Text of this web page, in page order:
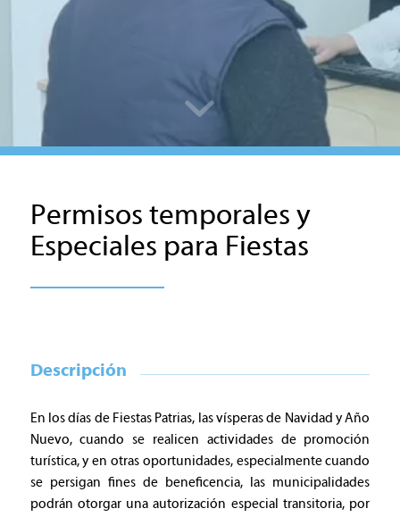
Permisos temporales y
Especiales para Fiestas
Descripción
En los días de Fiestas Patrias, las vísperas de Navidad y Año
Nuevo, cuando se realicen actividades de promoción
turística, y en otras oportunidades, especialmente cuando
se persigan fines de beneficencia, las municipalidades
podrán otorgar una autorización especial transitoria, por